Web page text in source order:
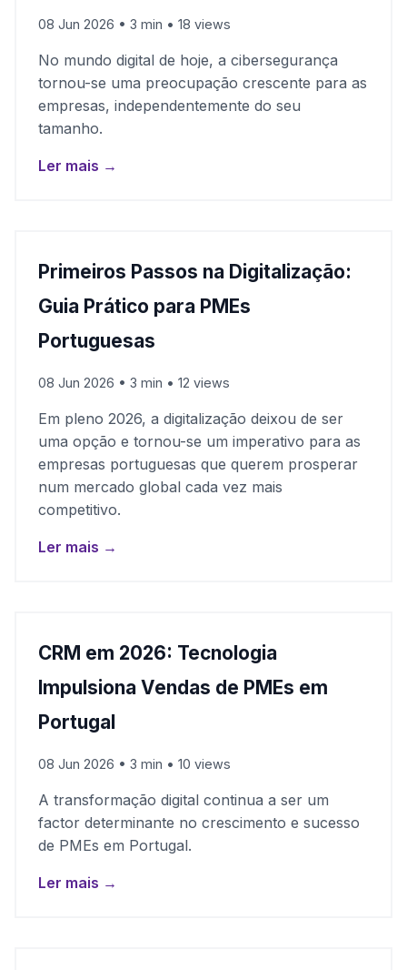
08 Jun 2026 • 3 min • 18 views
No mundo digital de hoje, a cibersegurança
tornou-se uma preocupação crescente para as
empresas, independentemente do seu
tamanho.
Ler mais →
Primeiros Passos na Digitalização:
Guia Prático para PMEs
Portuguesas
08 Jun 2026 • 3 min • 12 views
Em pleno 2026, a digitalização deixou de ser
uma opção e tornou-se um imperativo para as
empresas portuguesas que querem prosperar
num mercado global cada vez mais
competitivo.
Ler mais →
CRM em 2026: Tecnologia
Impulsiona Vendas de PMEs em
Portugal
08 Jun 2026 • 3 min • 10 views
A transformação digital continua a ser um
factor determinante no crescimento e sucesso
de PMEs em Portugal.
Ler mais →